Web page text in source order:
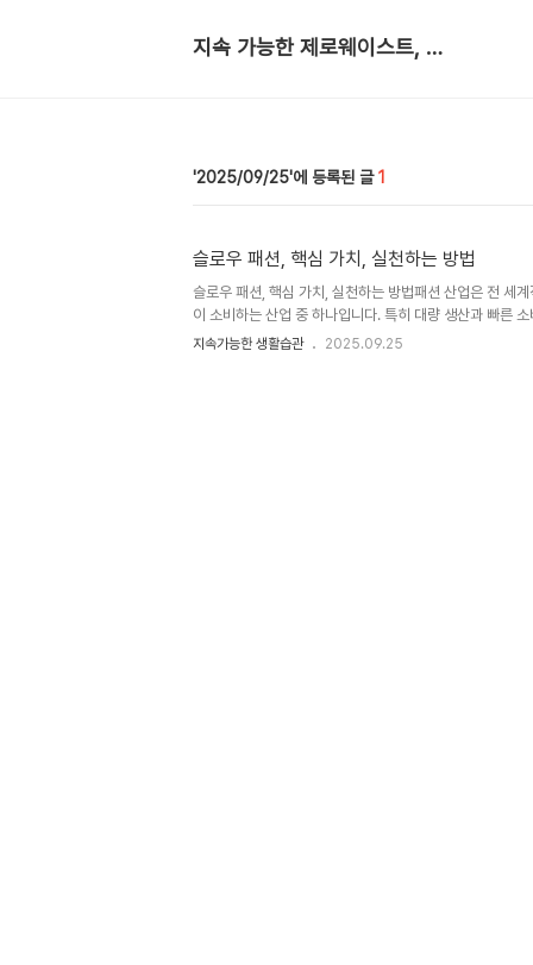
지속 가능한 제로웨이스트, 생활 노트
2025/09/25 1
슬로우 패션, 핵심 가치, 실천하는 방법
슬로우 패션, 핵심 가치, 실천하는 방법패션 산업은 전 세
이 소비하는 산업 중 하나입니다. 특히 대량 생산과 빠른
(Fast Fashion)은 환경에 막대한 부담을 주고 있으며, 노
나, 의류의 품질, 지속 가능성, 윤리성을 중시하는 개념입니
지속가능한 생활습관 2025.09.25